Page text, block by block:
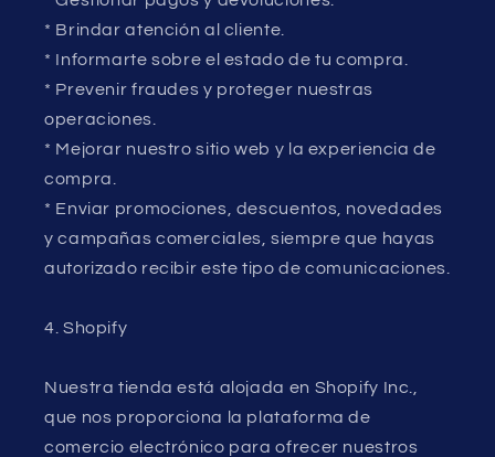
* Brindar atención al cliente.
* Informarte sobre el estado de tu compra.
* Prevenir fraudes y proteger nuestras
operaciones.
* Mejorar nuestro sitio web y la experiencia de
compra.
* Enviar promociones, descuentos, novedades
y campañas comerciales, siempre que hayas
autorizado recibir este tipo de comunicaciones.
4. Shopify
Nuestra tienda está alojada en Shopify Inc.,
que nos proporciona la plataforma de
comercio electrónico para ofrecer nuestros